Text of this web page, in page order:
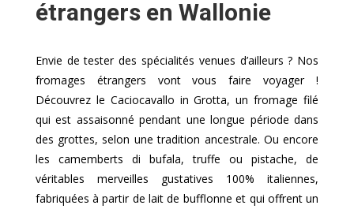
étrangers en Wallonie
Envie de tester des spécialités venues d’ailleurs ? Nos
fromages étrangers vont vous faire voyager !
Découvrez le Caciocavallo in Grotta, un fromage filé
qui est assaisonné pendant une longue période dans
des grottes, selon une tradition ancestrale. Ou encore
les camemberts di bufala, truffe ou pistache, de
véritables merveilles gustatives 100% italiennes,
fabriquées à partir de lait de bufflonne et qui offrent un